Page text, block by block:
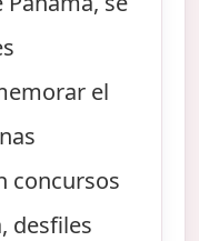
el
concursos
desfiles